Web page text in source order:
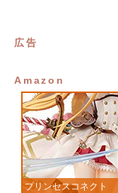
広告
Amazon
プリンセスコネクト